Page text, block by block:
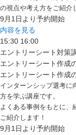
の視点や考え方をご紹介
9月1日より予約開始
内容を見る
15:30 16:00
エントリーシート対策
エントリーシート作成
エントリーシート作成
インターンシップ選考に
方を学ぶ講座です。
よくある事例をもとに、
ご紹介します！
9月1日より予約開始